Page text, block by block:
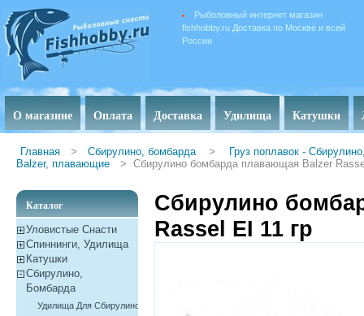
Рыболовный интернет магазин
fishhobby.ru Доставка по Москве и всей
России
О магазине Оплата Доставка Удилища Катушки
Главная > Сбирулино, бомбарда >
Груз поплавок -
Balzer, плавающие
> Сбирулино бомбарда плавающая Balzer
Каталог
Уловистые Снасти
Спиннинги, Удилища
Катушки
Сбирулино,
Бомбарда
Удилища Для Сбирулино
Сбирулино
Rassel EI 11 гр